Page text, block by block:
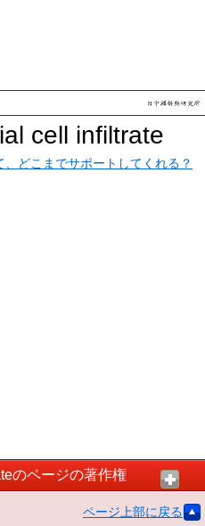
cell infiltrate
どこまでサポートしてくれる？
のページの著作権
ページ上部に戻る